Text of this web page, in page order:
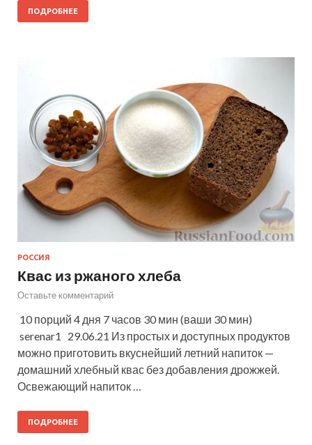
ПОДРОБНЕЕ
РОССИЯ
Квас из ржаного хлеба
Оставьте комментарий
10 порций 4 дня 7 часов 30 мин (ваши 30 мин)
serenar1 29.06.21 Из простых и доступных продуктов
можно приготовить вкуснейший летний напиток —
домашний хлебный квас без добавления дрожжей.
Освежающий напиток …
ПОДРОБНЕЕ